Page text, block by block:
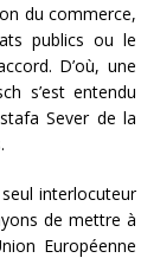
du commerce,
publics ou le
D’où, une
s’est entendu
Sever de la
interlocuteur
de mettre à
Européenne